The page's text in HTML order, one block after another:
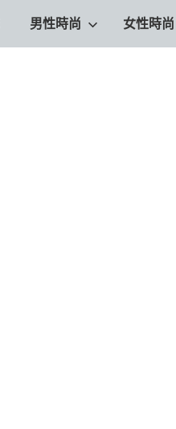
男性時尚 女性時尚